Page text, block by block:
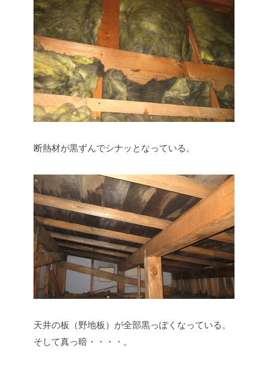
断熱材が黒ずんでシナッとなっている。
天井の板（野地板）が全部黒っぽくなっている。
そして真っ暗・・・・。